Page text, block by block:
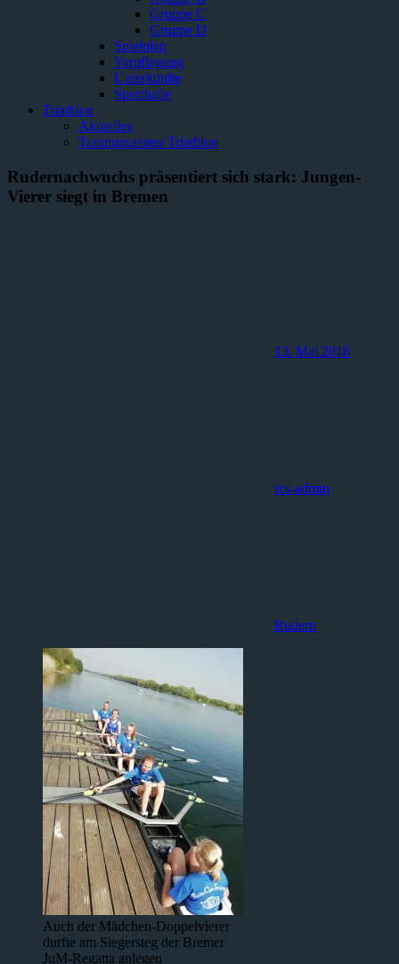
Gruppe C
Gruppe D
Spielplan
Verpflegung
Unterkünfte
Sporthalle
Triathlon
Aktuelles
Trainingszeiten Triathlon
Rudernachwuchs präsentiert sich stark: Jungen-
Vierer siegt in Bremen
13. Mai 2018
rcs-admin
Rudern
Auch der Mädchen-Doppelvierer
durfte am Siegersteg der Bremer
JuM-Regatta anlegen